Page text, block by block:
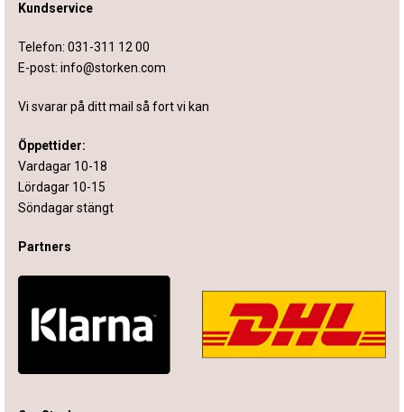
Kundservice
Telefon: 031-311 12 00
E-post: info@storken.com
Vi svarar på ditt mail så fort vi kan
Öppettider:
Vardagar 10-18
Lördagar 10-15
Söndagar stängt
Partners